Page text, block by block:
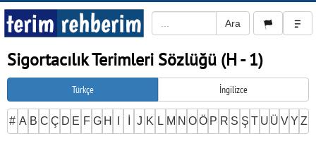
Sigortacılık Terimleri Sözlüğü (H - 1)
Türkçe İngilizce
# A B C Ç D E F G H J K L M N O Ö P R S Ş T U Ü V Y Z